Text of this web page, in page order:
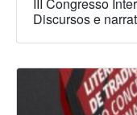
Discursos e